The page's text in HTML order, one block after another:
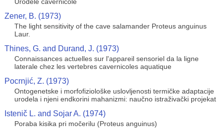
Zener, B. (1973)
The light sensitivity of the cave salamander Proteus anguinus
Laur.
Thines, G. and Durand, J. (1973)
Connaissances actuelles sur l'appareil sensoriel da la ligne
laterale chez les vertebres cavernicoles aquatique
Pocrnjić, Z. (1973)
Ontogenetske i morfofiziološke uslovljenosti termičke adaptacije
urodela i njeni endkorini mahanizmi: naučno istraživački projekat
Istenič L. and Sojar A. (1974)
Poraba kisika pri močerilu (Proteus anguinus)